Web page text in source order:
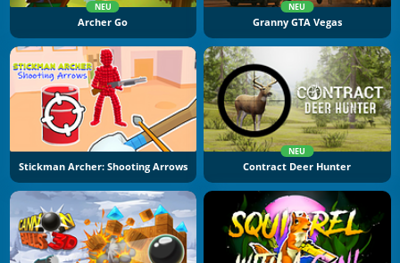
NEU
Archer Go
NEU
Granny GTA Vegas
Stickman Archer: Shooting Arrows
NEU
Contract Deer Hunter